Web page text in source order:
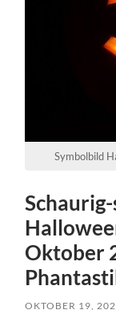
Symbolbild
Oktober
OKTOBER 19,